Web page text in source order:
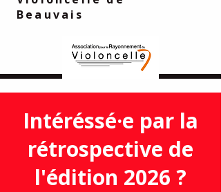
Beauvais
Intéréssé·e par la
rétrospective de
l'édition 2026 ?